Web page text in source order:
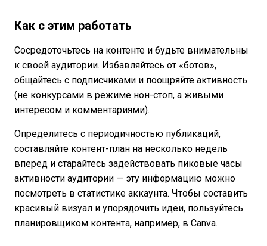
Как с этим работать
Сосредоточьтесь на контенте и будьте внимательны
к своей аудитории. Избавляйтесь от «ботов»,
общайтесь с подписчиками и поощряйте активность
(не конкурсами в режиме нон-стоп, а живыми
интересом и комментариями).
Определитесь с периодичностью публикаций,
составляйте контент-план на несколько недель
вперед и старайтесь задействовать пиковые часы
активности аудитории — эту информацию можно
посмотреть в статистике аккаунта. Чтобы составить
красивый визуал и упорядочить идеи, пользуйтесь
планировщиком контента, например, в Canva.